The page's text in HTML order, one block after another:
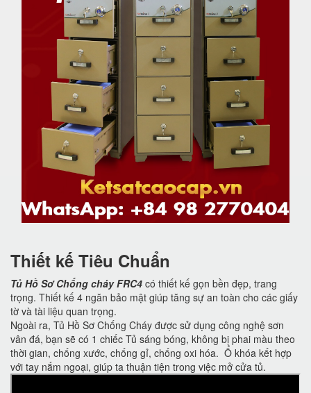
Thiết kế Tiêu Chuẩn
Tủ Hồ Sơ Chống cháy FRC4 có thiết kế gọn bền đẹp, trang
trọng. Thiết kế 4 ngăn bảo mật giúp tăng sự an toàn cho các giấy
tờ và tài liệu quan trọng.
Ngoài ra, Tủ Hồ Sơ Chống Cháy được sử dụng công nghệ sơn
vân đá, bạn sẽ có 1 chiếc Tủ sáng bóng, không bị phai màu theo
thời gian, chống xước, chống gỉ, chống oxi hóa. Ổ khóa kết hợp
với tay nắm ngoại, giúp ta thuận tiện trong việc mở cửa tủ.